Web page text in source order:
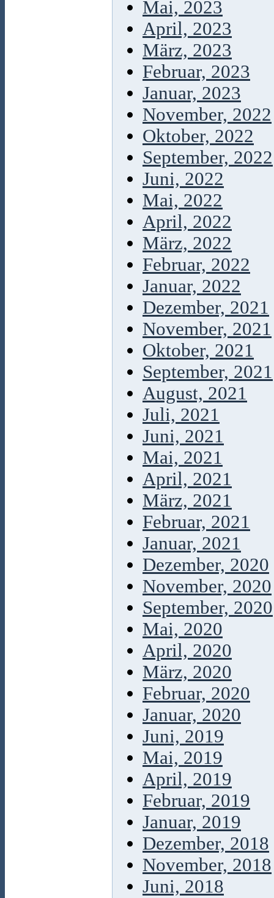
Mai, 2023
April, 2023
März, 2023
Februar, 2023
Januar, 2023
November, 2022
Oktober, 2022
September, 2022
Juni, 2022
Mai, 2022
April, 2022
März, 2022
Februar, 2022
Januar, 2022
Dezember, 2021
November, 2021
Oktober, 2021
September, 2021
August, 2021
Juli, 2021
Juni, 2021
Mai, 2021
April, 2021
März, 2021
Februar, 2021
Januar, 2021
Dezember, 2020
November, 2020
September, 2020
Mai, 2020
April, 2020
März, 2020
Februar, 2020
Januar, 2020
Juni, 2019
Mai, 2019
April, 2019
Februar, 2019
Januar, 2019
Dezember, 2018
November, 2018
Juni, 2018